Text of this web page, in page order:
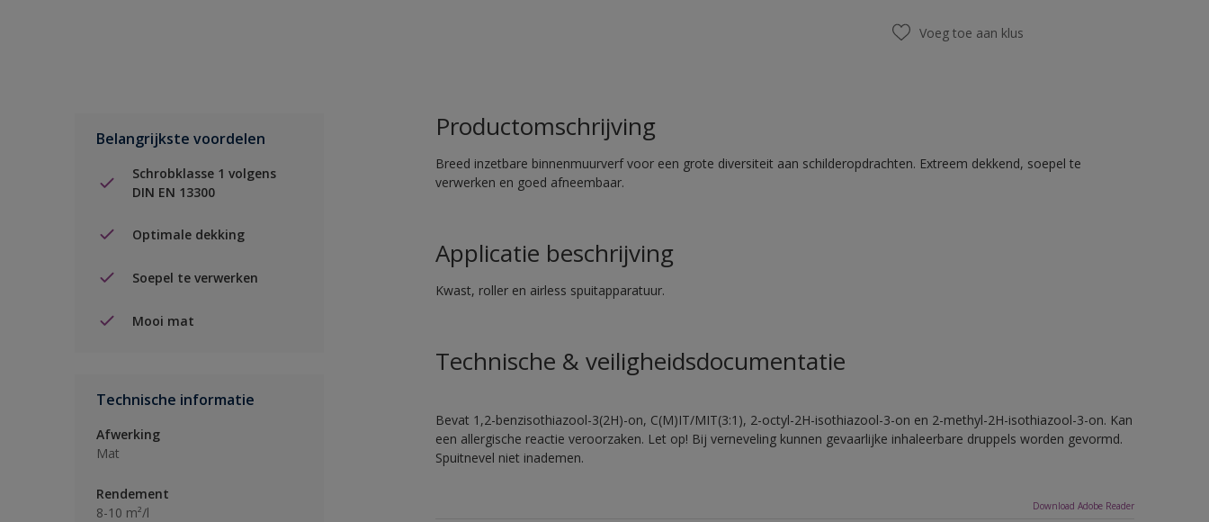
Voeg toe aan klus
Belangrijkste voordelen
Schrobklasse 1 volgens
DIN EN 13300
Optimale dekking
Soepel te verwerken
Mooi mat
Technische informatie
Afwerking
Mat
Rendement
8-10 m²/l
Productomschrijving
Breed inzetbare binnenmuurverf voor een grote diversiteit aan schilderopdrachten. Extreem dekkend, soepel te
verwerken en goed afneembaar.
Applicatie beschrijving
Kwast, roller en airless spuitapparatuur.
Technische & veiligheidsdocumentatie
Bevat 1,2-benzisothiazool-3(2H)-on, C(M)IT/MIT(3:1), 2-octyl-2H-isothiazool-3-on en 2-methyl-2H-isothiazool-3-on. Kan
een allergische reactie veroorzaken. Let op! Bij verneveling kunnen gevaarlijke inhaleerbare druppels worden gevormd.
Spuitnevel niet inademen.
Download Adobe Reader